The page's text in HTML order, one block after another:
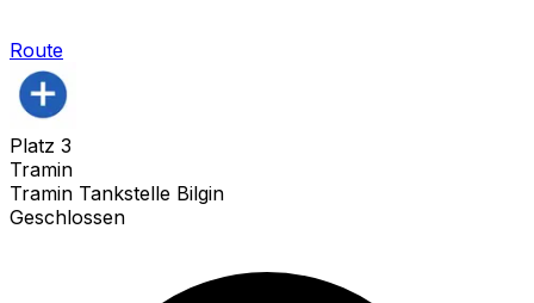
Route
Platz 3
Tramin
Tramin Tankstelle Bilgin
Geschlossen